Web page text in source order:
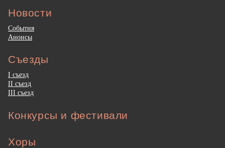
Новости
События
Анонсы
Съезды
I съезд
II съезд
III съезд
Конкурсы и фестивали
Хоры